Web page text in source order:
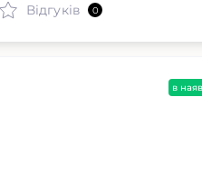
Відгуків 0
в